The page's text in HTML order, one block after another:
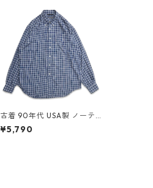
古着 90年代 USA製 ノーテ
ィカ NAUTICA レーヨン ボ
タンダウンシャツ 長袖シャ
¥5,790